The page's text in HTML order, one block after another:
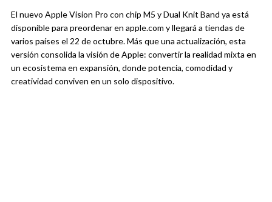
El nuevo Apple Vision Pro con chip M5 y Dual Knit Band ya está
disponible para preordenar en apple.com y llegará a tiendas de
varios países el 22 de octubre. Más que una actualización, esta
versión consolida la visión de Apple: convertir la realidad mixta en
un ecosistema en expansión, donde potencia, comodidad y
creatividad conviven en un solo dispositivo.